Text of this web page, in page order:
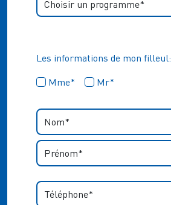
Les informations de mon filleul:
Mme*
Mr*